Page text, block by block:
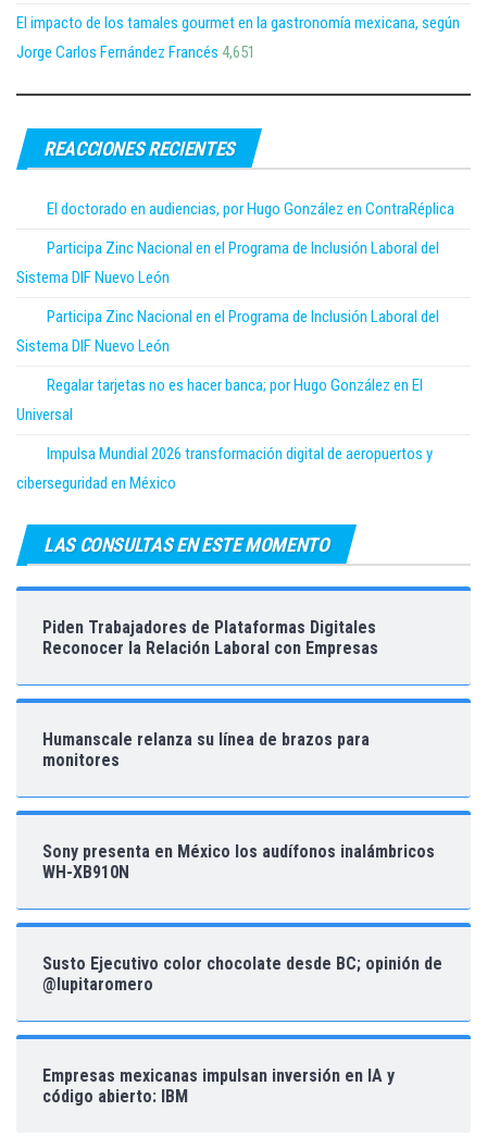
El impacto de los tamales gourmet en la gastronomía mexicana, según
Jorge Carlos Fernández Francés 4,651
REACCIONES RECIENTES
El doctorado en audiencias, por Hugo González en ContraRéplica
Participa Zinc Nacional en el Programa de Inclusión Laboral del
Sistema DIF Nuevo León
Participa Zinc Nacional en el Programa de Inclusión Laboral del
Sistema DIF Nuevo León
Regalar tarjetas no es hacer banca; por Hugo González en El
Universal
Impulsa Mundial 2026 transformación digital de aeropuertos y
ciberseguridad en México
LAS CONSULTAS EN ESTE MOMENTO
Piden Trabajadores de Plataformas Digitales
Reconocer la Relación Laboral con Empresas
Humanscale relanza su línea de brazos para
monitores
Sony presenta en México los audífonos inalámbricos
WH-XB910N
Susto Ejecutivo color chocolate desde BC; opinión de
@lupitaromero
Empresas mexicanas impulsan inversión en IA y
código abierto: IBM